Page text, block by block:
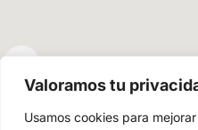
Valoramos tu
Usamos cookies para